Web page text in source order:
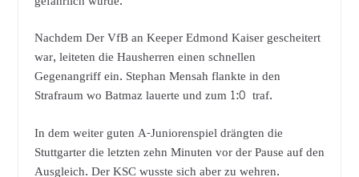
Nachdem Der VfB an Keeper Edmond Kaiser gescheitert
war, leiteten die Hausherren einen schnellen
Gegenangriff ein. Stephan Mensah flankte in den
Strafraum wo Batmaz lauerte und zum 1:0 traf.
In dem weiter guten A-Juniorenspiel drängten die
Stuttgarter die letzten zehn Minuten vor der Pause auf den
Ausgleich. Der KSC wusste sich aber zu wehren.